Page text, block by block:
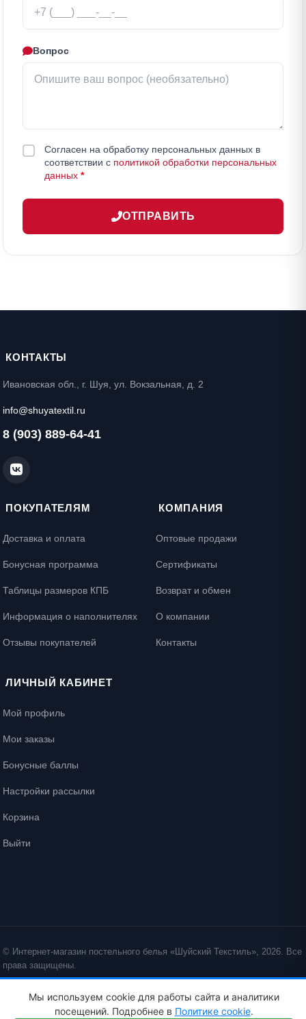
Вопрос
Согласен на обработку персональных данных в
соответствии с политикой обработки персональных
данных *
ОТПРАВИТЬ
КОНТАКТЫ
Ивановская обл., г. Шуя, ул. Вокзальная, д. 2
info@shuyatextil.ru
8 (903) 889-64-41
ПОКУПАТЕЛЯМ
Доставка и оплата
Бонусная программа
Таблицы размеров КПБ
Информация о наполнителях
Отзывы покупателей
КОМПАНИЯ
Оптовые продажи
Сертификаты
Возврат и обмен
О компании
Контакты
ЛИЧНЫЙ КАБИНЕТ
Мой профиль
Мои заказы
Бонусные баллы
Настройки рассылки
Корзина
Выйти
© Интернет-магазин постельного белья «Шуйский Текстиль», 2026. Все
права защищены.
Мы используем cookie для работы сайта и аналитики
посещений. Подробнее в Политике cookie.